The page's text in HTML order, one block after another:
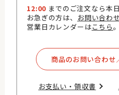
12:00 までのご注文なら本
お急ぎの方は、 お問い合わせ
営業日カレンダーはこちら。
商品のお問い合わせ
お支払い・領収書​